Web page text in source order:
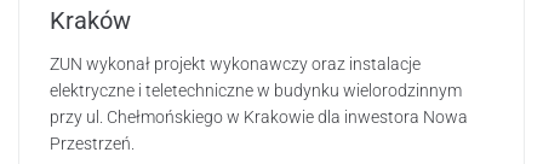
Kraków
ZUN wykonał projekt wykonawczy oraz instalacje
elektryczne i teletechniczne w budynku wielorodzinnym
przy ul. Chełmońskiego w Krakowie dla inwestora Nowa
Przestrzeń.